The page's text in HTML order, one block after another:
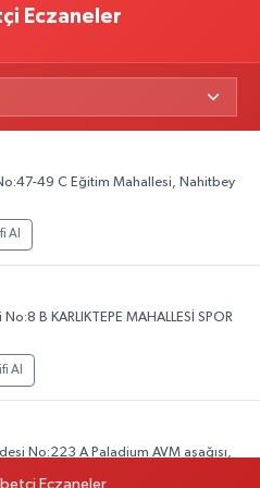
Eczaneler
49 C Eğitim Mahallesi, Nahitbey
Al
B KARLIKTEPE MAHALLESİ SPOR
Al
No:223 A Paladium AVM aşağısı,